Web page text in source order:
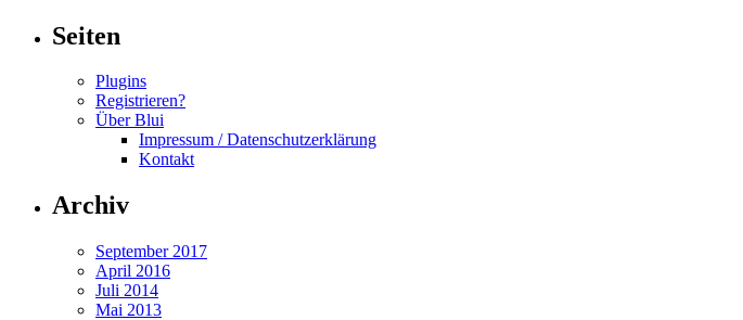
Seiten
Plugins
Registrieren?
Über Blui
Impressum / Datenschutzerklärung
Kontakt
Archiv
September 2017
April 2016
Juli 2014
Mai 2013